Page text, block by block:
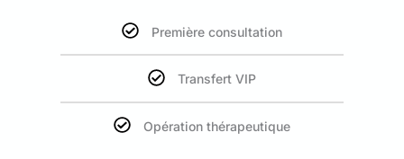
Première consultation
Transfert VIP
Opération thérapeutique